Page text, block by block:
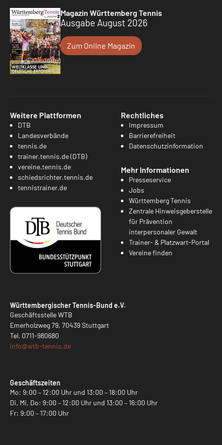
Magazin Württemberg Tennis
Ausgabe August 2026
Zum Online Magazin
Weitere Plattformen
DTB
Landesverbände
tennis.de
trainer.tennis.de (DTB)
vereine.tennis.de
schiedsrichter.tennis.de
tennistrainer.de
Rechtliches
Impressum
Barrierefreiheit
Datenschutzinformation
Mehr Informationen
Presseservice
Jobs
Württemberg Tennis
Zentrale Hinweisgeberstelle
für Prävention
interpersonaler Gewalt
Trainer- & Platzwart-Portal
Vereine finden
Württembergischer Tennis-Bund e.V.
Geschäftsstelle WTB
Emerholzweg 79, 70439 Stuttgart
Tel. 0711-980680
info@wtb-tennis.de
Geschäftszeiten
Mo: 9:00 – 12:00 Uhr und 13:00 – 18:00 Uhr
Di, Mi, Do: 9:00 – 12:00 Uhr und 13:00 – 16:00 Uhr
Fr: 9:00 – 17:00 Uhr